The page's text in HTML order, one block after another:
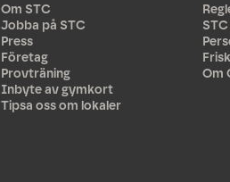
Om STC
Jobba på STC
Press
Företag
Provträning
Inbyte av gymkort
Tipsa oss om lokaler
Om